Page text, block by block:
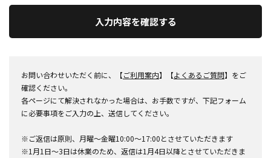
入力内容を確認する
お問い合わせいただく前に、【ご利用案内】【よくあるご質問】をご
確認ください。
各ページにて解決されなかった場合は、お手数ですが、下記フォーム
に必要事項をご入力の上、送信してください。
※ご返信は原則、月曜～金曜10:00～17:00とさせていただきます
※1月1日～3日は休業のため、返信は1月4日以降とさせていただきま